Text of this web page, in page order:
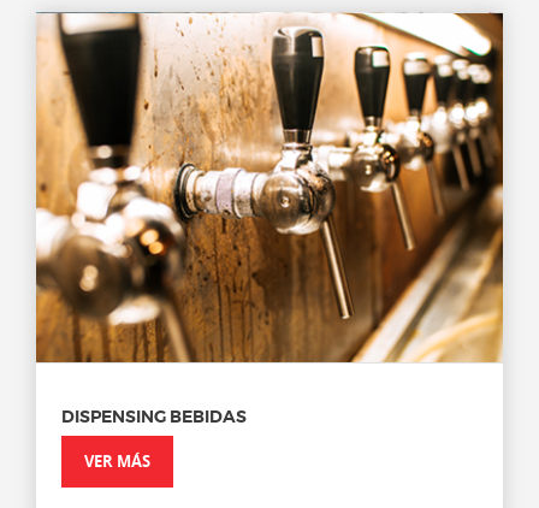
DISPENSING BEBIDAS
VER MÁS